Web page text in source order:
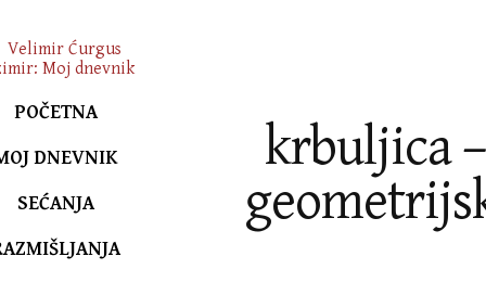
POČETNA
DNEVNIK
SEĆANJA
krbuljica